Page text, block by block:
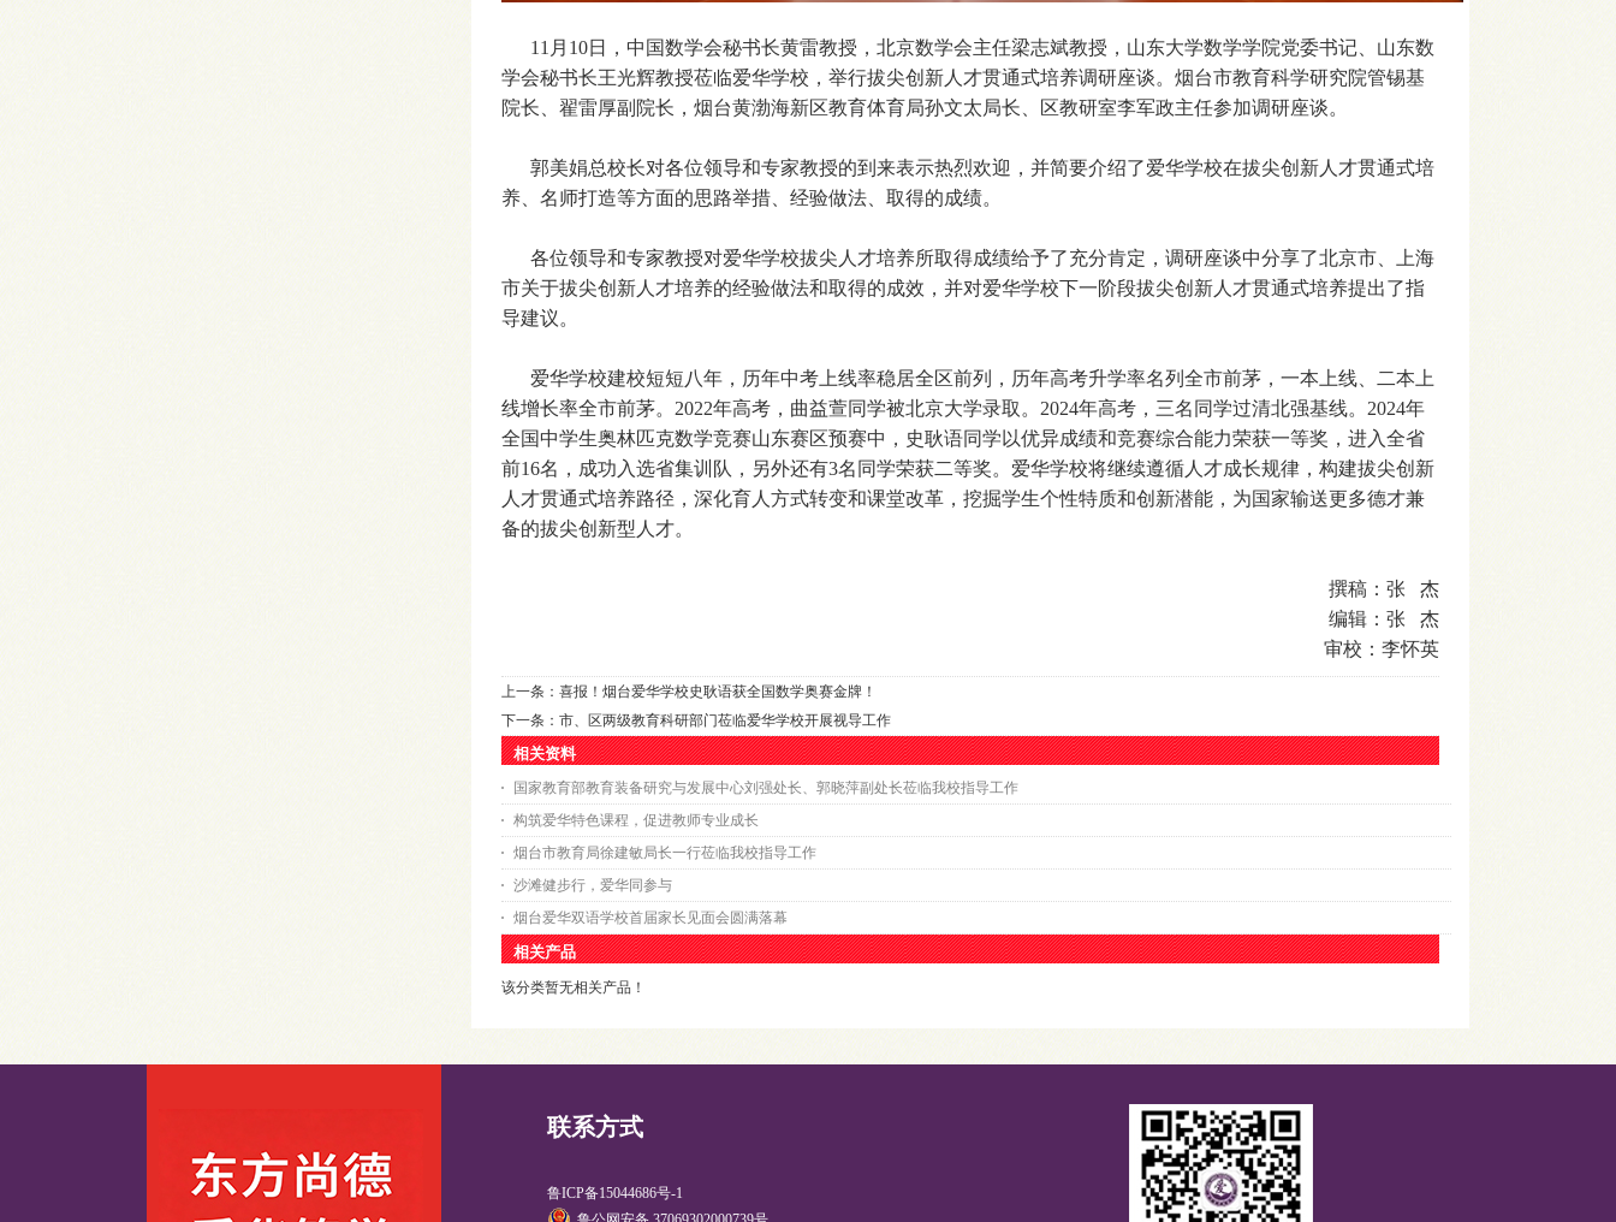
11月10日，中国数学会秘书长黄雷教授，北京数学会主任梁志斌教授，山东大学数学学院党委书记、山东数
学会秘书长王光辉教授莅临爱华学校，举行拔尖创新人才贯通式培养调研座谈。烟台市教育科学研究院管锡基
院长、翟雷厚副院长，烟台黄渤海新区教育体育局孙文太局长、区教研室李军政主任参加调研座谈。
郭美娟总校长对各位领导和专家教授的到来表示热烈欢迎，并简要介绍了爱华学校在拔尖创新人才贯通式培
养、名师打造等方面的思路举措、经验做法、取得的成绩。
各位领导和专家教授对爱华学校拔尖人才培养所取得成绩给予了充分肯定，调研座谈中分享了北京市、上海
市关于拔尖创新人才培养的经验做法和取得的成效，并对爱华学校下一阶段拔尖创新人才贯通式培养提出了指
导建议。
爱华学校建校短短八年，历年中考上线率稳居全区前列，历年高考升学率名列全市前茅，一本上线、二本上
线增长率全市前茅。2022年高考，曲益萱同学被北京大学录取。2024年高考，三名同学过清北强基线。2024年
全国中学生奥林匹克数学竞赛山东赛区预赛中，史耿语同学以优异成绩和竞赛综合能力荣获一等奖，进入全省
前16名，成功入选省集训队，另外还有3名同学荣获二等奖。爱华学校将继续遵循人才成长规律，构建拔尖创新
人才贯通式培养路径，深化育人方式转变和课堂改革，挖掘学生个性特质和创新潜能，为国家输送更多德才兼
备的拔尖创新型人才。
撰稿：张 杰
编辑：张 杰
审校：李怀英
上一条： 喜报！烟台爱华学校史耿语获全国数学奥赛金牌！
下一条： 市、区两级教育科研部门莅临爱华学校开展视导工作
相关资料
国家教育部教育装备研究与发展中心刘强处长、郭晓萍副处长莅临我校指导工作
构筑爱华特色课程，促进教师专业成长
烟台市教育局徐建敏局长一行莅临我校指导工作
沙滩健步行，爱华同参与
烟台爱华双语学校首届家长见面会圆满落幕
相关产品
该分类暂无相关产品！
联系方式
鲁ICP备15044686号-1